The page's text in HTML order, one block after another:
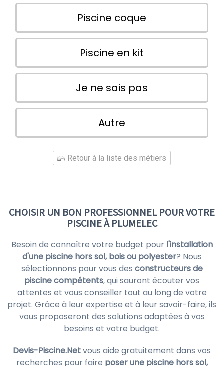
Piscine coque
Piscine en kit
Je ne sais pas
Autre
Retour à la liste des métiers
CHOISIR UN BON PROFESSIONNEL POUR VOTRE
PISCINE À PLUMELEC
Besoin de connaître votre budget pour l'installation
d'une piscine hors sol, bois ou polyester? Nous
sélectionnons pour vous des constructeurs de
piscine compétents, qui sauront écouter vos
attentes et vous conseiller tout au long de votre
projet. Grâce à leur expertise et à leur savoir-faire, ils
vous proposeront des solutions adaptées à vos
besoins et votre budget.
Devis-Piscine.Netvous aide gratuitement dans vos
recherches pour faire poser une piscine hors sol,